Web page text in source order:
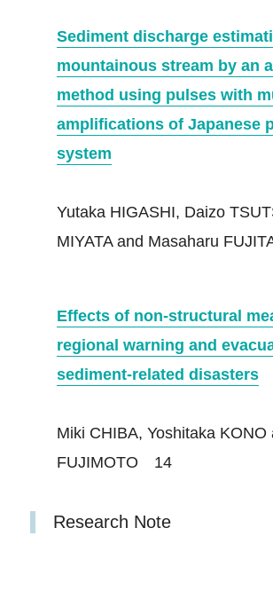
Sediment discharge
mountainous stream by an
method using pulses with
amplifications of Japanese
system
Yutaka HIGASHI, Daizo
MIYATA and Masaharu
Effects of non‐structural
regional warning and
sediment‐related disasters
Miki CHIBA, Yoshitaka KONO
FUJIMOTO 14
Research Note